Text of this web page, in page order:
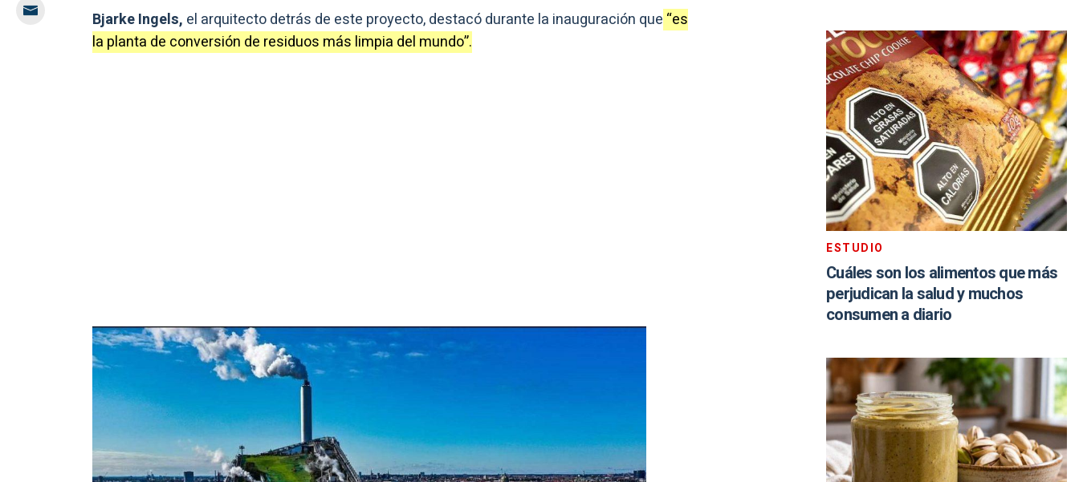
Bjarke Ingels, el arquitecto detrás de este proyecto, destacó durante la inauguración que “es
la planta de conversión de residuos más limpia del mundo”.
ESTUDIO
Cuáles son los alimentos que más
perjudican la salud y muchos
consumen a diario